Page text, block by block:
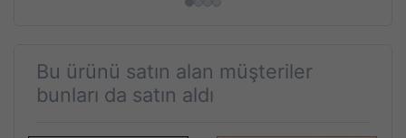
Bu ürünü satın alan müşteriler
bunları da satın aldı